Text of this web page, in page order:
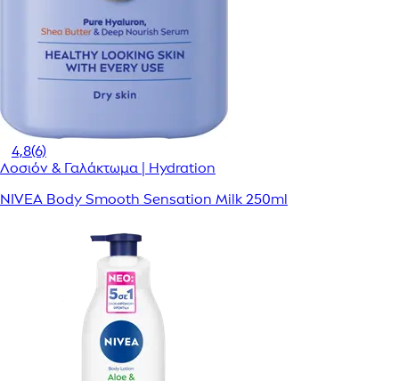
4,8(6)
Λοσιόν & Γαλάκτωμα | Hydration
NIVEA Body Smooth Sensation Milk 250ml